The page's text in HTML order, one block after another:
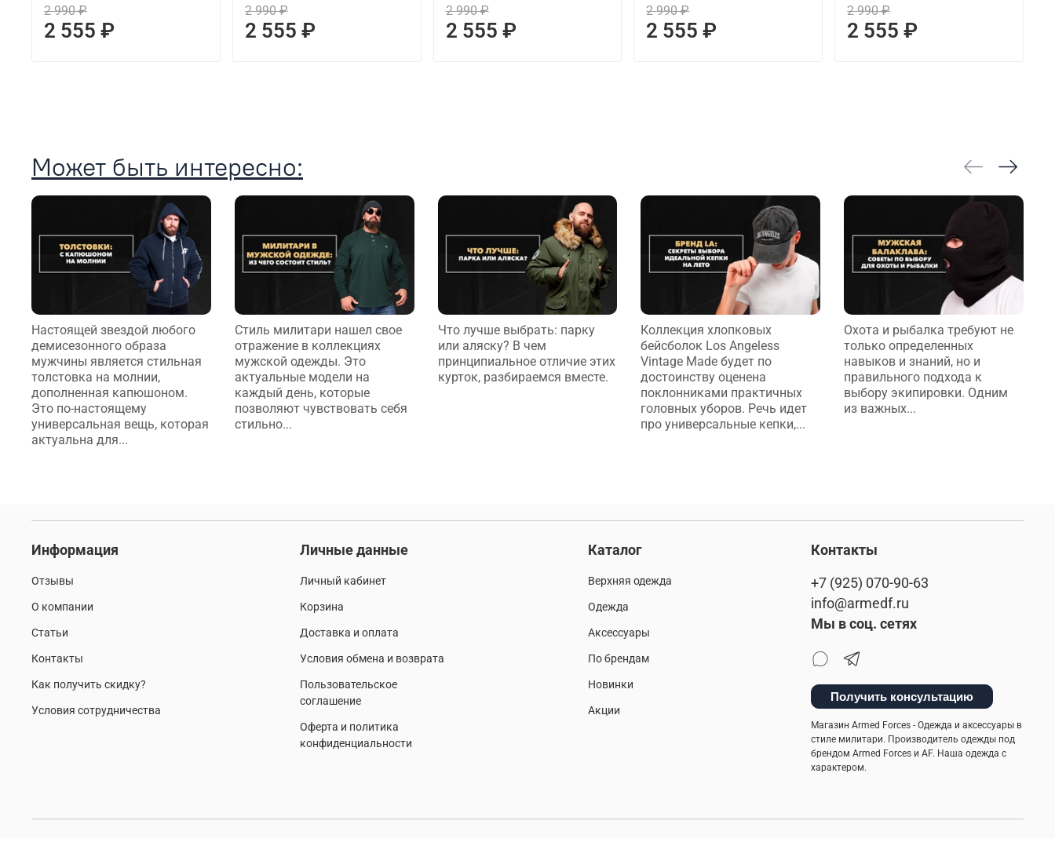
2 990 ₽
2 555 ₽
2 990 ₽
2 555 ₽
2 990 ₽
2 555 ₽
2 990 ₽
2 555 ₽
2 990 ₽
2 555 ₽
Может быть интересно:
Настоящей звездой любого
демисезонного образа
мужчины является стильная
толстовка на молнии,
дополненная капюшоном.
Это по-настоящему
универсальная вещь, которая
актуальна для...
Стиль милитари нашел свое
отражение в коллекциях
мужской одежды. Это
актуальные модели на
каждый день, которые
позволяют чувствовать себя
стильно...
Что лучше выбрать: парку
или аляску? В чем
принципиальное отличие этих
курток, разбираемся вместе.
Коллекция хлопковых
бейсболок Los Angeless
Vintage Made будет по
достоинству оценена
поклонниками практичных
головных уборов. Речь идет
про универсальные кепки,...
Охота и рыбалка требуют не
только определенных
навыков и знаний, но и
правильного подхода к
выбору экипировки. Одним
из важных...
Информация
Отзывы
О компании
Статьи
Контакты
Как получить скидку?
Условия сотрудничества
Личные данные
Личный кабинет
Корзина
Доставка и оплата
Условия обмена и возврата
Пользовательское
соглашение
Оферта и политика
конфиденциальности
Каталог
Верхняя одежда
Одежда
Аксессуары
По брендам
Новинки
Акции
Контакты
+7 (925) 070-90-63
info@armedf.ru
Мы в соц. сетях
Получить консультацию
Магазин Armed Forces - Одежда и аксессуары в
стиле милитари. Производитель одежды под
брендом Armed Forces и AF. Наша одежда с
характером.